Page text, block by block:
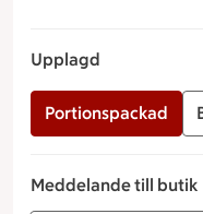
Upplagd
Portionspackad
Meddelande till butik